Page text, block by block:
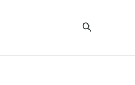
Zoeken